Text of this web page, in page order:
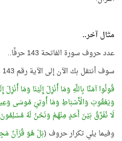
مثال آخر..
عدد حروف سورة الفاتحة 143 حرفًا..
سوف أنتقل بك الآن إلى الآية رقم 143 من بداية المصحف:
قُولُوا آمَنَّا بِاللَّهِ وَمَا أُنْزِلَ إِلَيْنَا وَمَا
وَيَعْقُوبَ وَالْأَسْبَاطِ وَمَا أُوتِيَ مُوسَى
لَا نُفَرِّقُ بَيْنَ أَحَدٍ مِنْهُمْ وَنَحْنُ لَهُ مُسْلِمُونَ
وفيما يلي تكرار حروف (بَلْ هُوَ قُرْآنٌ